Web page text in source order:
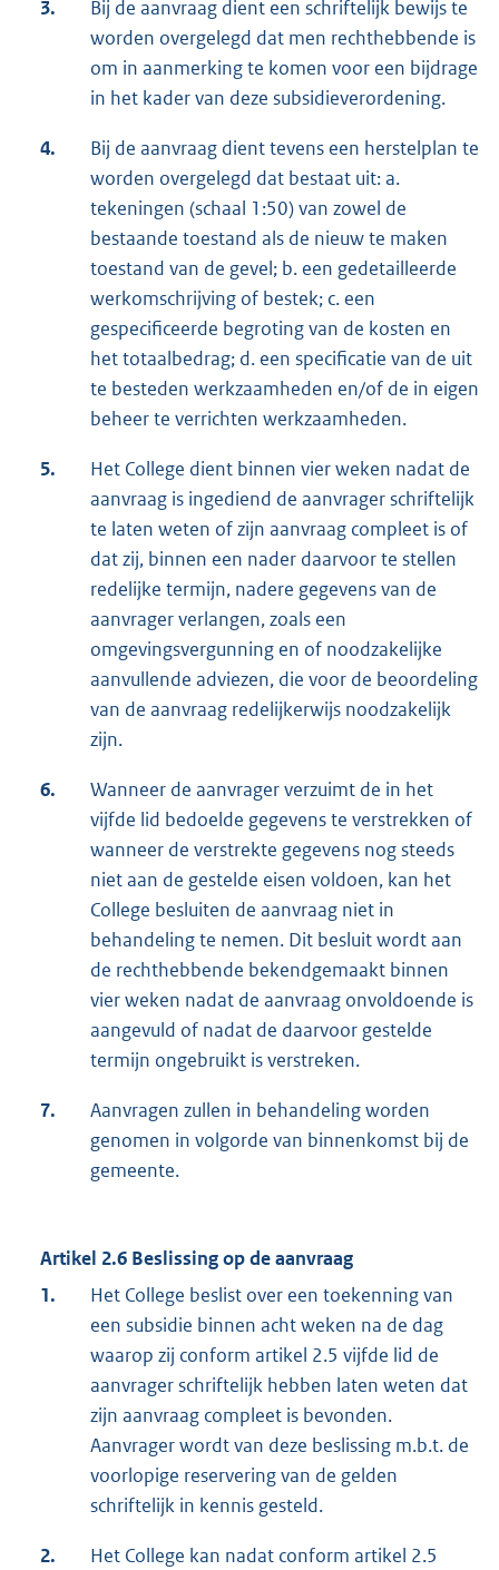
3.
Bij de aanvraag dient een schriftelijk bewijs te
worden overgelegd dat men rechthebbende is
om in aanmerking te komen voor een bijdrage
in het kader van deze subsidieverordening.
4.
Bij de aanvraag dient tevens een herstelplan te
worden overgelegd dat bestaat uit: a.
tekeningen (schaal 1:50) van zowel de
bestaande toestand als de nieuw te maken
toestand van de gevel; b. een gedetailleerde
werkomschrijving of bestek; c. een
gespecificeerde begroting van de kosten en
het totaalbedrag; d. een specificatie van de uit
te besteden werkzaamheden en/of de in eigen
beheer te verrichten werkzaamheden.
5.
Het College dient binnen vier weken nadat de
aanvraag is ingediend de aanvrager schriftelijk
te laten weten of zijn aanvraag compleet is of
dat zij, binnen een nader daarvoor te stellen
redelijke termijn, nadere gegevens van de
aanvrager verlangen, zoals een
omgevingsvergunning en of noodzakelijke
aanvullende adviezen, die voor de beoordeling
van de aanvraag redelijkerwijs noodzakelijk
zijn.
6.
Wanneer de aanvrager verzuimt de in het
vijfde lid bedoelde gegevens te verstrekken of
wanneer de verstrekte gegevens nog steeds
niet aan de gestelde eisen voldoen, kan het
College besluiten de aanvraag niet in
behandeling te nemen. Dit besluit wordt aan
de rechthebbende bekendgemaakt binnen
vier weken nadat de aanvraag onvoldoende is
aangevuld of nadat de daarvoor gestelde
termijn ongebruikt is verstreken.
7.
Aanvragen zullen in behandeling worden
genomen in volgorde van binnenkomst bij de
gemeente.
Artikel 2.6 Beslissing op de aanvraag
1.
Het College beslist over een toekenning van
een subsidie binnen acht weken na de dag
waarop zij conform artikel 2.5 vijfde lid de
aanvrager schriftelijk hebben laten weten dat
zijn aanvraag compleet is bevonden.
Aanvrager wordt van deze beslissing m.b.t. de
voorlopige reservering van de gelden
schriftelijk in kennis gesteld.
2.
Het College kan nadat conform artikel 2.5